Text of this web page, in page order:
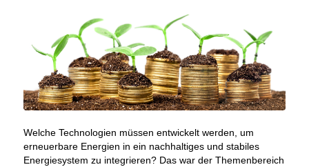
Welche Technologien müssen entwickelt werden, um
erneuerbare Energien in ein nachhaltiges und stabiles
Energiesystem zu integrieren? Das war der Themenbereich